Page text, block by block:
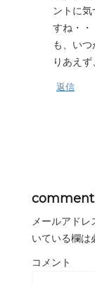
ントに
すね・・
も、い
りあえ
返信
comment
メールアドレ
いている欄は
コメント